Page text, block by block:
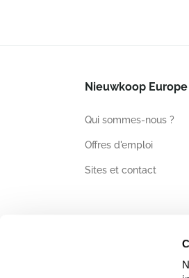
Nieuwkoop Europe
Qui sommes-nous ?
Offres d'emploi
Sites et contact